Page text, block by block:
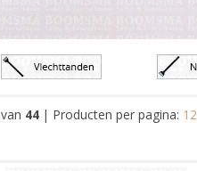
van 44 | Producten per pagina: 12